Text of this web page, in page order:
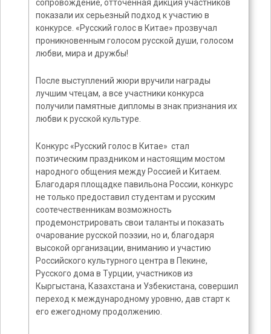
сопровождение, отточенная дикция участников
показали их серьезный подход к участию в
конкурсе. «Русский голос в Китае» прозвучал
проникновенным голосом русской души, голосом
любви, мира и дружбы!
После выступлений жюри вручили награды
лучшим чтецам, а все участники конкурса
получили памятные дипломы в знак признания их
любви к русской культуре.
Конкурс «Русский голос в Китае» стал
поэтическим праздником и настоящим мостом
народного общения между Россией и Китаем.
Благодаря площадке павильона России, конкурс
не только предоставил студентам и русским
соотечественникам возможность
продемонстрировать свои таланты и показать
очарование русской поэзии, но и, благодаря
высокой организации, вниманию и участию
Российского культурного центра в Пекине,
Русского дома в Турции, участников из
Кыргыстана, Казахстана и Узбекистана, совершил
переход к международному уровню, дав старт к
его ежегодному продолжению.